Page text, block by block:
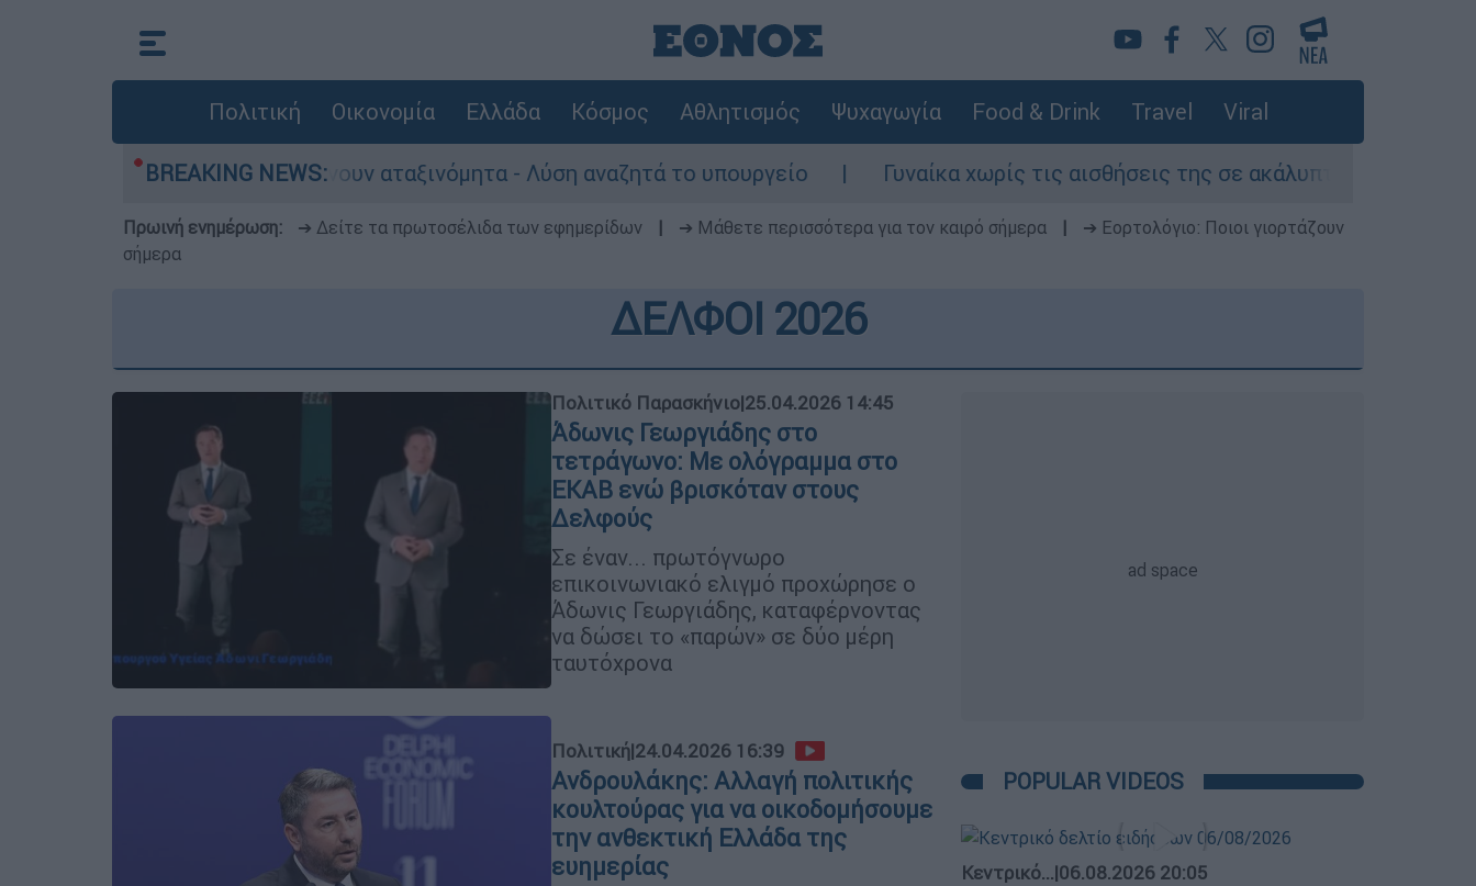
Πολιτική Οικονομία Ελλάδα Κόσμος Αθλητισμός Ψυχαγωγία Food & Drink Travel Viral
BREAKING NEWS:
παραμένουν αταξινόμητα - Λύση αναζητά το υπουργείο Γυναίκα χωρίς τις αισθήσεις της σε ακάλυπτο πολυκατοικίας στη
Πρωινή ενημέρωση: ➔ Δείτε τα πρωτοσέλιδα των εφημερίδων ➔ Μάθετε περισσότερα για τον καιρό σήμερα
➔ Εορτολόγιο: Ποιοι γιορτάζουν
σήμερα
ΔΕΛΦΟΙ 2026
Πολιτικό Παρασκήνιο|25.04.2026 14:45
Άδωνις Γεωργιάδης στο
τετράγωνο: Με ολόγραμμα στο
ΕΚΑΒ ενώ βρισκόταν στους
Δελφούς
Σε έναν... πρωτόγνωρο
επικοινωνιακό ελιγμό προχώρησε ο
Άδωνις Γεωργιάδης, καταφέρνοντας
να δώσει το «παρών» σε δύο μέρη
ταυτόχρονα
Πολιτική|24.04.2026 16:39
Ανδρουλάκης: Αλλαγή πολιτικής
κουλτούρας για να οικοδομήσουμε
την ανθεκτική Ελλάδα της
ευημερίας
POPULAR VIDEOS
Κεντρικό...|06.08.2026 20:05